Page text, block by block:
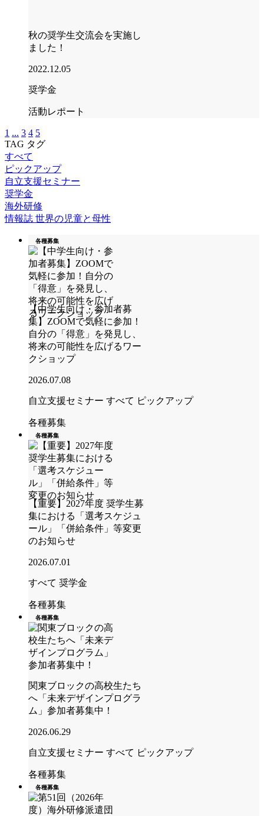
秋の奨学生交流会を実施し
ました！
2022.12.05
奨学金
活動レポート
1 ... 3 4 5
TAG タグ
すべて
ピックアップ
自立支援セミナー
奨学金
海外研修
情報誌 世界の児童と母性
各種募集
【中学生向け・参加者募
集】ZOOMで気軽に参加！
自分の「得意」を発見し、
将来の可能性を広げるワー
クショップ
2026.07.08
自立支援セミナー すべて ピックアップ
各種募集
各種募集
【重要】2027年度 奨学生募
集における「選考スケジュ
ール」「併給条件」等変更
のお知らせ
2026.07.01
すべて 奨学金
各種募集
各種募集
関東ブロックの高校生たち
へ「未来デザインプログラ
ム」参加者募集中！
2026.06.29
自立支援セミナー すべて ピックアップ
各種募集
各種募集